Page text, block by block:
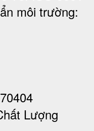
môi trường:
Lượng